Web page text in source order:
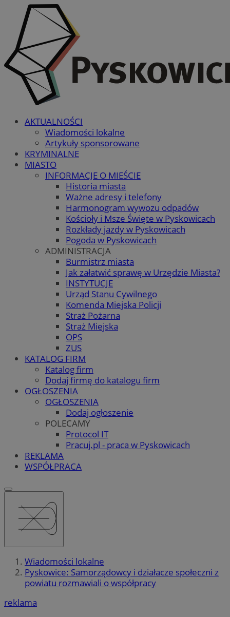
AKTUALNOŚCI
Wiadomości lokalne
Artykuły sponsorowane
KRYMINALNE
MIASTO
INFORMACJE O MIEŚCIE
Historia miasta
Ważne adresy i telefony
Harmonogram wywozu odpadów
Kościoły i Msze Święte w Pyskowicach
Rozkłady jazdy w Pyskowicach
Pogoda w Pyskowicach
ADMINISTRACJA
Burmistrz miasta
Jak załatwić sprawę w Urzędzie Miasta?
INSTYTUCJE
Urząd Stanu Cywilnego
Komenda Miejska Policji
Straż Pożarna
Straż Miejska
OPS
ZUS
KATALOG FIRM
Katalog firm
Dodaj firmę do katalogu firm
OGŁOSZENIA
OGŁOSZENIA
Dodaj ogłoszenie
POLECAMY
Protocol IT
Pracuj.pl - praca w Pyskowicach
REKLAMA
WSPÓŁPRACA
Wiadomości lokalne
Pyskowice: Samorządowcy i działacze społeczni z
powiatu rozmawiali o współpracy
reklama